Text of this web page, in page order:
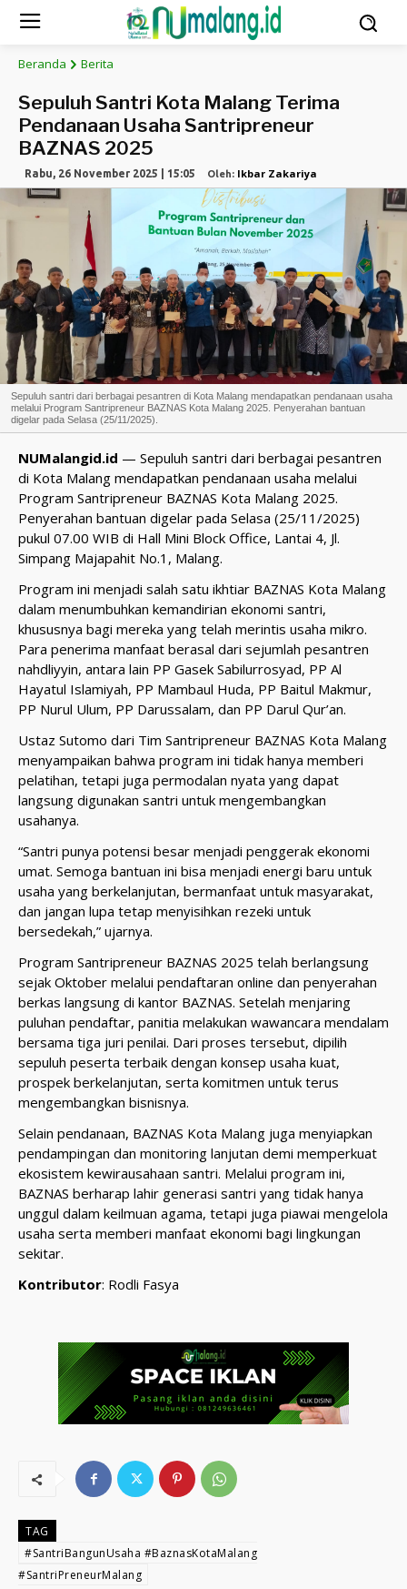
Beranda Berita
Sepuluh Santri Kota Malang Terima
Pendanaan Usaha Santripreneur
BAZNAS 2025
Rabu, 26 November 2025 | 15:05 Oleh: Ikbar Zakariya
Sepuluh santri dari berbagai pesantren di Kota Malang mendapatkan pendanaan usaha
melalui Program Santripreneur BAZNAS Kota Malang 2025. Penyerahan bantuan
digelar pada Selasa (25/11/2025).
NUMalangid.id — Sepuluh santri dari berbagai pesantren
di Kota Malang mendapatkan pendanaan usaha melalui
Program Santripreneur BAZNAS Kota Malang 2025.
Penyerahan bantuan digelar pada Selasa (25/11/2025)
pukul 07.00 WIB di Hall Mini Block Office, Lantai 4, Jl.
Simpang Majapahit No.1, Malang.
Program ini menjadi salah satu ikhtiar BAZNAS Kota Malang
dalam menumbuhkan kemandirian ekonomi santri,
khususnya bagi mereka yang telah merintis usaha mikro.
Para penerima manfaat berasal dari sejumlah pesantren
nahdliyyin, antara lain PP Gasek Sabilurrosyad, PP Al
Hayatul Islamiyah, PP Mambaul Huda, PP Baitul Makmur,
PP Nurul Ulum, PP Darussalam, dan PP Darul Qur’an.
Ustaz Sutomo dari Tim Santripreneur BAZNAS Kota Malang
menyampaikan bahwa program ini tidak hanya memberi
pelatihan, tetapi juga permodalan nyata yang dapat
langsung digunakan santri untuk mengembangkan
usahanya.
“Santri punya potensi besar menjadi penggerak ekonomi
umat. Semoga bantuan ini bisa menjadi energi baru untuk
usaha yang berkelanjutan, bermanfaat untuk masyarakat,
dan jangan lupa tetap menyisihkan rezeki untuk
bersedekah,” ujarnya.
Program Santripreneur BAZNAS 2025 telah berlangsung
sejak Oktober melalui pendaftaran online dan penyerahan
berkas langsung di kantor BAZNAS. Setelah menjaring
puluhan pendaftar, panitia melakukan wawancara mendalam
bersama tiga juri penilai. Dari proses tersebut, dipilih
sepuluh peserta terbaik dengan konsep usaha kuat,
prospek berkelanjutan, serta komitmen untuk terus
mengembangkan bisnisnya.
Selain pendanaan, BAZNAS Kota Malang juga menyiapkan
pendampingan dan monitoring lanjutan demi memperkuat
ekosistem kewirausahaan santri. Melalui program ini,
BAZNAS berharap lahir generasi santri yang tidak hanya
unggul dalam keilmuan agama, tetapi juga piawai mengelola
usaha serta memberi manfaat ekonomi bagi lingkungan
sekitar.
Kontributor: Rodli Fasya
TAG
#SantriBangunUsaha #BaznasKotaMalang
#SantriPreneurMalang